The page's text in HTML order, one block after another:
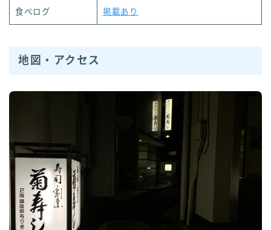
食べログ 掲載あり
地図・アクセス